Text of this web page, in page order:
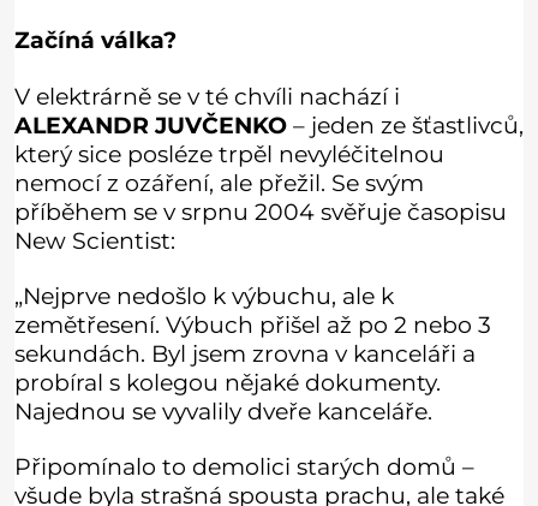
Začíná válka?
V elektrárně se v té chvíli nachází i
ALEXANDR JUVČENKO – jeden ze šťastlivců,
který sice posléze trpěl nevyléčitelnou
nemocí z ozáření, ale přežil. Se svým
příběhem se v srpnu 2004 svěřuje časopisu
New Scientist:
„Nejprve nedošlo k výbuchu, ale k
zemětřesení. Výbuch přišel až po 2 nebo 3
sekundách. Byl jsem zrovna v kanceláři a
probíral s kolegou nějaké dokumenty.
Najednou se vyvalily dveře kanceláře.
Připomínalo to demolici starých domů –
všude byla strašná spousta prachu, ale také